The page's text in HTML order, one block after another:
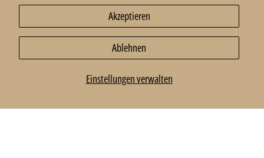
Einstellungen verwalten
Akzeptieren
Ablehnen